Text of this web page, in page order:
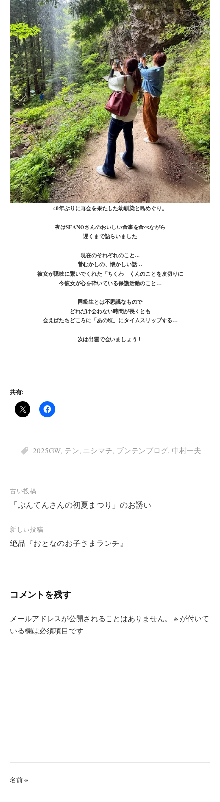
40年ぶりに再会を果たした幼馴染と島めぐり。
夜はSEANOさんのおいしい食事を食べながら
遅くまで語らいました
現在のそれぞれのこと…
昔むかしの、懐かしい話…
彼女が隠岐に繋いでくれた「ちくわ」くんのことを皮切りに
今彼女が心を砕いている保護活動のこと…
同級生とは不思議なもので
どれだけ会わない時間が長くとも
会えばたちどころに「あの頃」にタイムスリップする…
次は出雲で会いましょう！
共有:
2025GW, テン, ニシマチ, ブンテンブログ, 中村一夫
投
稿
ナ
ビ
ゲ
ョ
古い投稿
「ぶんてんさんの初夏まつり」のお誘い
新しい投稿
絶品『おとなのお子さまランチ』
コメントを残す
メールアドレスが公開されることはありません。 ※ が付いて
いる欄は必須項目です
名前※